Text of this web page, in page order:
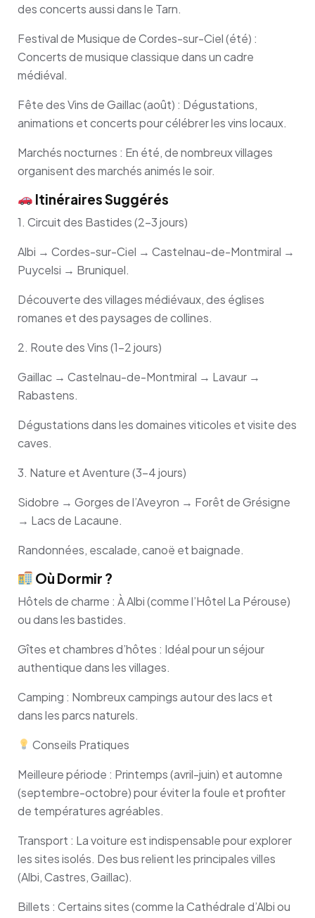
des concerts aussi dans le Tarn.
Festival de Musique de Cordes-sur-Ciel (été) :
Concerts de musique classique dans un cadre
médiéval.
Fête des Vins de Gaillac (août) : Dégustations,
animations et concerts pour célébrer les vins locaux.
Marchés nocturnes : En été, de nombreux villages
organisent des marchés animés le soir.
Itinéraires Suggérés
1. Circuit des Bastides (2-3 jours)
Albi → Cordes-sur-Ciel → Castelnau-de-Montmiral →
Puycelsi → Bruniquel.
Découverte des villages médiévaux, des églises
romanes et des paysages de collines.
2. Route des Vins (1-2 jours)
Gaillac → Castelnau-de-Montmiral → Lavaur →
Rabastens.
Dégustations dans les domaines viticoles et visite des
caves.
3. Nature et Aventure (3-4 jours)
Sidobre → Gorges de l’Aveyron → Forêt de Grésigne
→ Lacs de Lacaune.
Randonnées, escalade, canoë et baignade.
Où Dormir ?
Hôtels de charme : À Albi (comme l’Hôtel La Pérouse)
ou dans les bastides.
Gîtes et chambres d’hôtes : Idéal pour un séjour
authentique dans les villages.
Camping : Nombreux campings autour des lacs et
dans les parcs naturels.
Conseils Pratiques
Meilleure période : Printemps (avril-juin) et automne
(septembre-octobre) pour éviter la foule et profiter
de températures agréables.
Transport : La voiture est indispensable pour explorer
les sites isolés. Des bus relient les principales villes
(Albi, Castres, Gaillac).
Billets : Certains sites (comme la Cathédrale d’Albi ou